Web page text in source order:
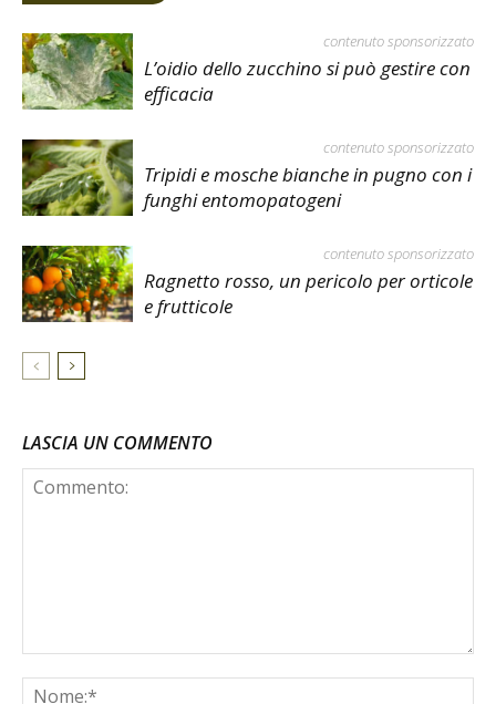
contenuto sponsorizzato
L’oidio dello zucchino si può gestire con
efficacia
contenuto sponsorizzato
Tripidi e mosche bianche in pugno con i
funghi entomopatogeni
contenuto sponsorizzato
Ragnetto rosso, un pericolo per orticole
e frutticole
LASCIA UN COMMENTO